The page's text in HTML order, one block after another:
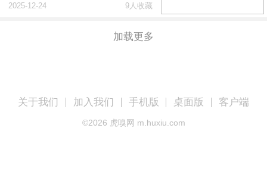
2025-12-24 9人收藏
加载更多
关于我们 加入我们 手机版 桌面版 客户端
©2026 虎嗅网 m.huxiu.com